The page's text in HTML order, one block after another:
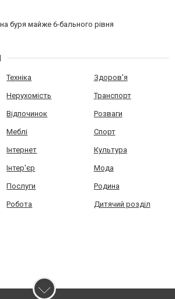
буря майже 6-бального рівня
Техніка Здоров'я
Нерухомість Транспорт
Відпочинок Розваги
Меблі Спорт
Інтернет Культура
Інтер'єр Мода
Послуги Родина
Робота Дитячий розділ